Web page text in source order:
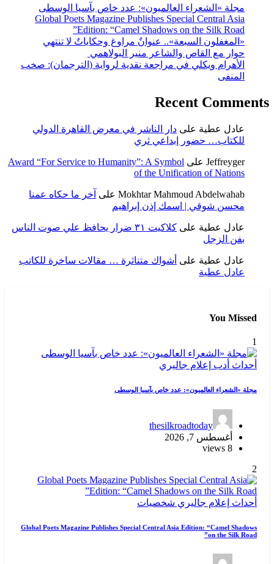
مجلة «الشعراء العالميون»: عدد خاص بآسيا الوسطى
Global Poets Magazine Publishes Special Central Asia
Edition: “Camel Shadows on the Silk Road”
«المغفلون السبعة».. عنوانٌ مراوغ وحكاياتٌ لا تنتهي
حوار مع القاص والشاعر منير البولاهمي
الأهرام ويكلي في مراجعة نقدية لرواية (الترجمان): صخب
المنفى
Recent Comments
عادل عطية على دار الناشر في معرض القاهرة الدولي
للكتاب… حضور إبداعي ثري
Jeffreyger على Award “For Service to Humanity”: A Symbol
of the Unification of Nations
Mokhtar Mahmoud Abdelwahab على آخر ما حكاه عمنا
محسن شوقي | اسمك إذن إبراهيم
عادل عطية على
كلاكيت ٣١ ضرار يحافظ علي صوت الناس
بفن الزجل
عادل عطية على أشواك متناثرة … مقالات ساخرة للكاتب
عادل عطية
You Missed
1
أحداث أدب إعلام جاليري
مجلة «الشعراء العالميون»: عدد خاص بآسيا الوسطى
thesilkroadtoday
أغسطس 7, 2026
8 views
2
أحداث إعلام جاليري شخصيات
Global Poets Magazine Publishes Special Central Asia Edition: “Camel Shadows
on the Silk Road”